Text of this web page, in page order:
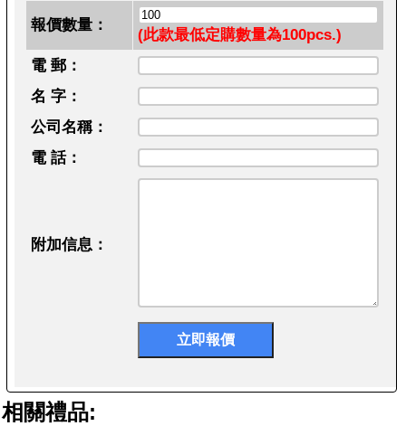
報價數量：
(此款最低定購數量為100pcs.)
電 郵：
名 字：
公司名稱：
電 話：
附加信息：
相關禮品: